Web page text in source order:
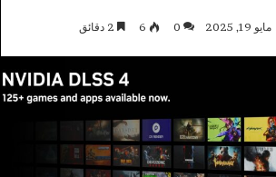
مايو 19, 2025 0
6